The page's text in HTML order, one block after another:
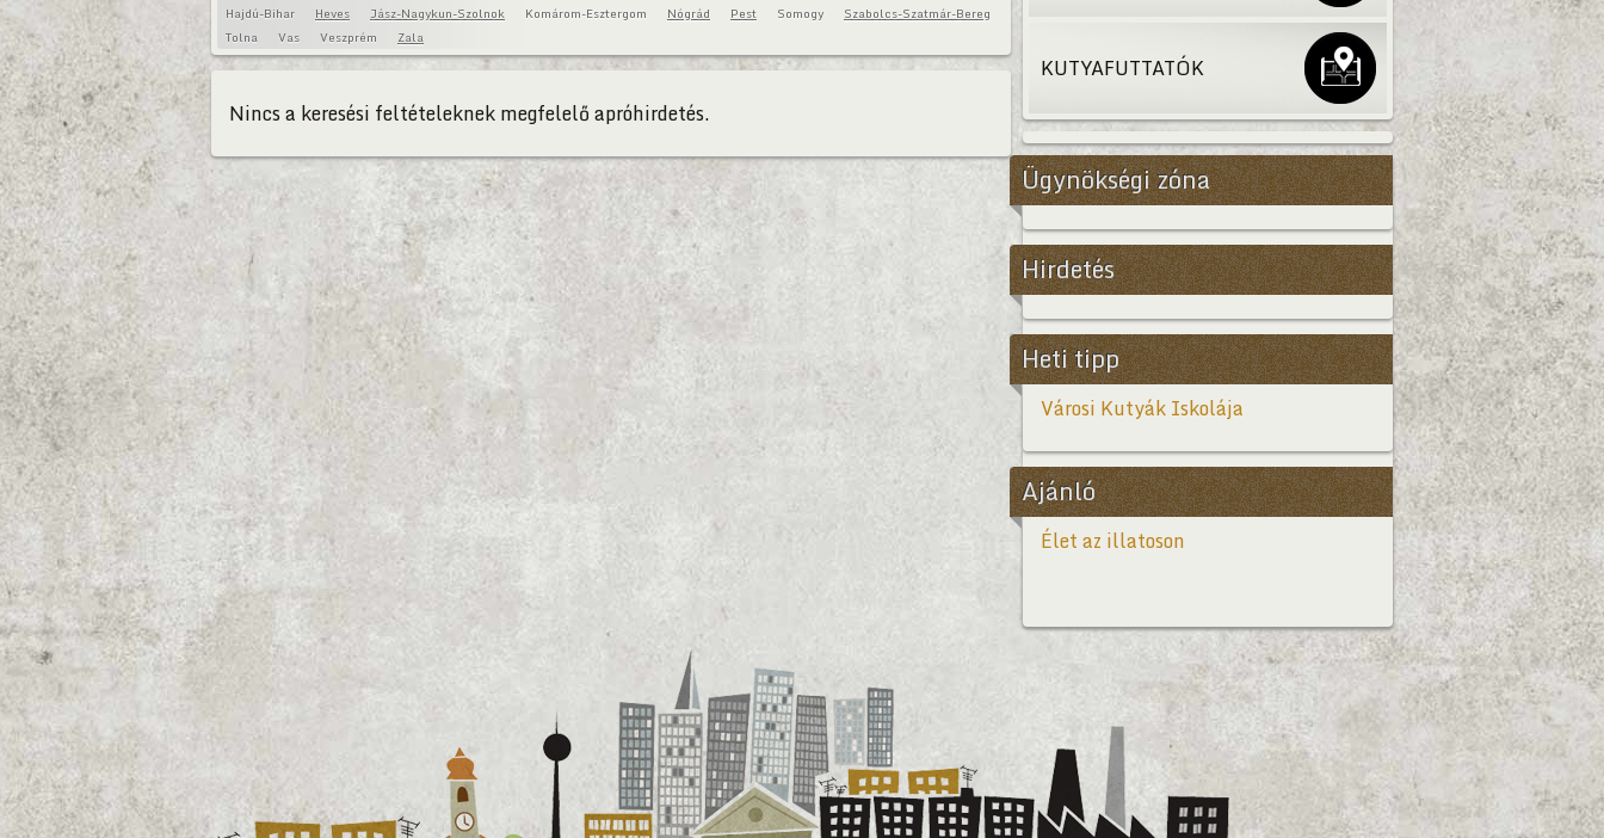
Hajdú-Bihar
Heves Jász-Nagykun-Szolnok Komárom-Esztergom Nógrád Pest Somogy
Szabolcs-Szatmár-Bereg
Tolna
Vas Veszprém Zala
Nincs a keresési feltételeknek megfelelő apróhirdetés.
KUTYAFUTTATÓK
Ügynökségi zóna
Hirdetés
Heti tipp
Városi Kutyák Iskolája
Ajánló
Élet az illatoson